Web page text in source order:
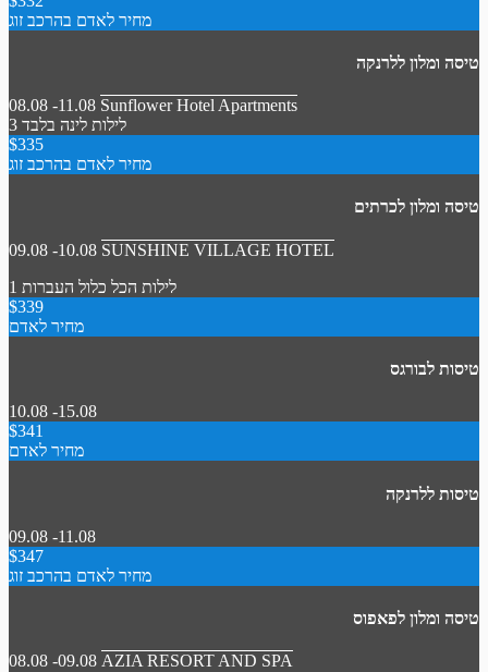
מחיר לאדם בהרכב זוג
טיסה ומלון ללרנקה
08.08 -11.08 Sunflower Hotel Apartments
3 לילות לינה בלבד
$335
מחיר לאדם בהרכב זוג
טיסה ומלון לכרתים
09.08 -10.08 SUNSHINE VILLAGE HOTEL
1 לילות הכל כלול העברות
$339
מחיר לאדם
טיסות לבורגס
10.08 -15.08
$341
מחיר לאדם
טיסות ללרנקה
09.08 -11.08
$347
מחיר לאדם בהרכב זוג
טיסה ומלון לפאפוס
08.08 -09.08 AZIA RESORT AND SPA